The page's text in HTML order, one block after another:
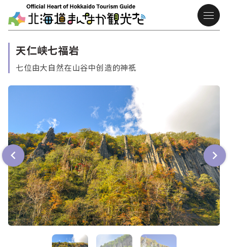
天仁峡七福岩
七位由大自然在山谷中创造的神祇